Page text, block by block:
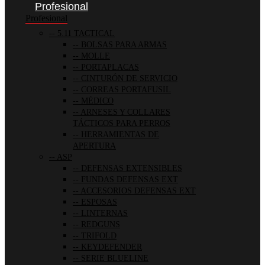
Profesional
Profesional
5.11 TACTICAL
BOLSAS PARA ARMAS
MOLLE
PORTAPLACAS
CINTURÓN DE SERVICIO
CORREAS PORTAFUSIL
MÉDICO
ARNESES Y COLLARES
TÁCTICOS PARA PERROS
HERRAMIENTAS DE
APERTURA
ASP
DEFENSAS EXTENSIBLES
FUNDAS DEFENSAS EXT
ACCESORIOS DEFENSAS EXT
ESPOSAS
LINTERNAS
REDGUNS
TRIFOLD
KEYDEFENDER
SERIE BLUELINE